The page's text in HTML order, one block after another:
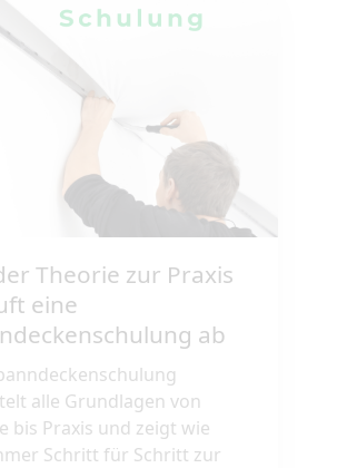
Theorie zur Praxis
eine
ab
alle Grundlagen von
bis Praxis und zeigt wie
Schritt für Schritt zur